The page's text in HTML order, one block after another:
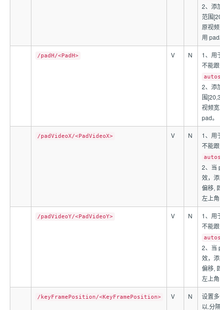
2、添
范围
原视
用
/padH/<PadH> V N
1、用
不能
2、添
围
视频
pad。
/padVideoX/<PadVideoX> V N
1、用
不能
2、当
效，
偏移,
左上
/padVideoY/<PadVideoY> V N
1、用
不能
2、当
效，
偏移,
左上
/keyFramePosition/<KeyFramePosition> V N
设置
以.分